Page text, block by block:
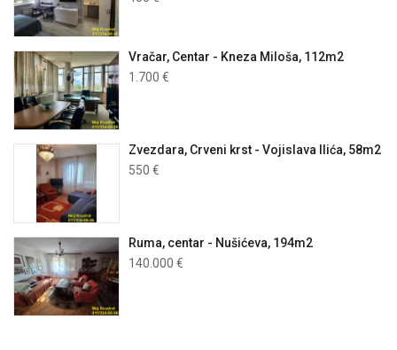
Vračar, Centar - Kneza Miloša, 112m2
1.700 €
Zvezdara, Crveni krst - Vojislava Ilića, 58m2
550 €
Ruma, centar - Nušićeva, 194m2
140.000 €